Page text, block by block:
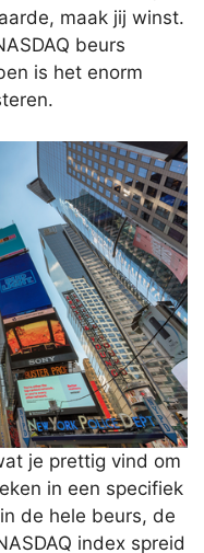
maak jij winst.
beurs
is het enorm
je prettig vind om
in een specifiek
de hele beurs, de
index spreid